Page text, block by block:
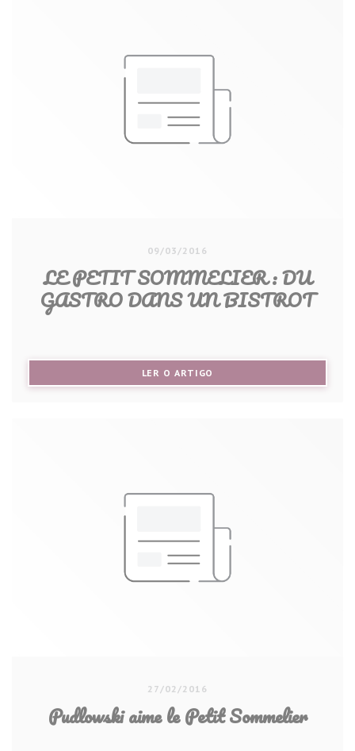
09/03/2016
LE PETIT SOMMELIER : DU
GASTRO DANS UN BISTROT
LER O ARTIGO
27/02/2016
Pudlowski aime le Petit Sommelier